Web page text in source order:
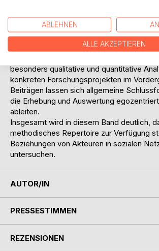
Beziehungsgeflechten vorgestellt und
Sie beschäftigen sich aus verschiedenen
Disziplinen mit egozentrierten
Analyse. Neben einer theoretischen
besonders qualitative und quantitative
konkreten Forschungsprojekten im
Beiträgen lassen sich allgemeine
die Erhebung und Auswertung
ableiten.
Insgesamt wird in diesem Band deutlich,
methodisches Repertoire zur Verfügung
Beziehungen von Akteuren in sozialen
untersuchen.
AUTOR/IN
PRESSESTIMMEN
REZENSIONEN
ABLEHNEN
ALLE AKZEPTIEREN